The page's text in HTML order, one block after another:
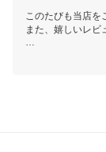
このたびも当店を
また、嬉しいレビ
「いつもありが
迅速な発送にも